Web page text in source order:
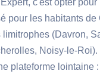
c'est opter
pour les habitants de
limitrophes (Davron,
Noisy-le-
plateforme lointaine